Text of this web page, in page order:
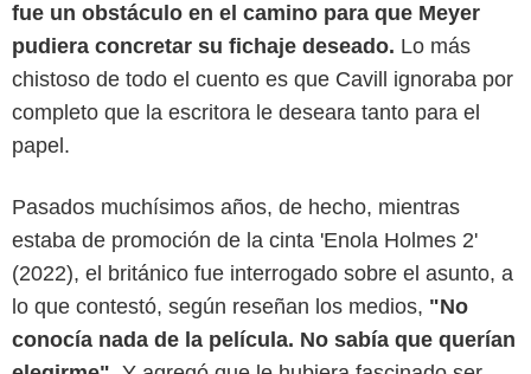
fue un obstáculo en el camino para que Meyer
pudiera concretar su fichaje deseado. Lo más
chistoso de todo el cuento es que Cavill ignoraba por
completo que la escritora le deseara tanto para el
papel.
Pasados muchísimos años, de hecho, mientras
estaba de promoción de la cinta 'Enola Holmes 2'
(2022), el británico fue interrogado sobre el asunto, a
lo que contestó, según reseñan los medios, "No
conocía nada de la película. No sabía que querían